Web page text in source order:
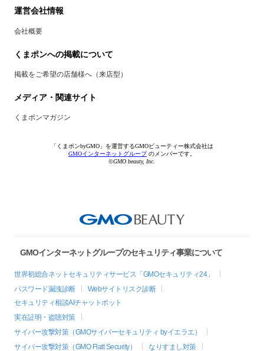
運営会社情報
会社概要
くまポンへの掲載について
掲載をご希望の店舗様へ（来店型）
メディア・関連サイト
くまポンマガジン
「くまポンbyGMO」を運営するGMOビューティー株式会社は
GMOインターネットグループのメンバーです。
©GMO beauty, Inc.
GMOインターネットグループのセキュリティ事業について
世界初総合ネットセキュリティサービス「GMOセキュリティ24」
パスワード漏洩診断
Webサイトリスク診断
セキュリティ相談AIチャットボット
実在証明・盗聴対策
サイバー攻撃対策（GMOサイバーセキュリティ byイエラエ）
サイバー攻撃対策（GMO Flatt Security）
なりすまし対策